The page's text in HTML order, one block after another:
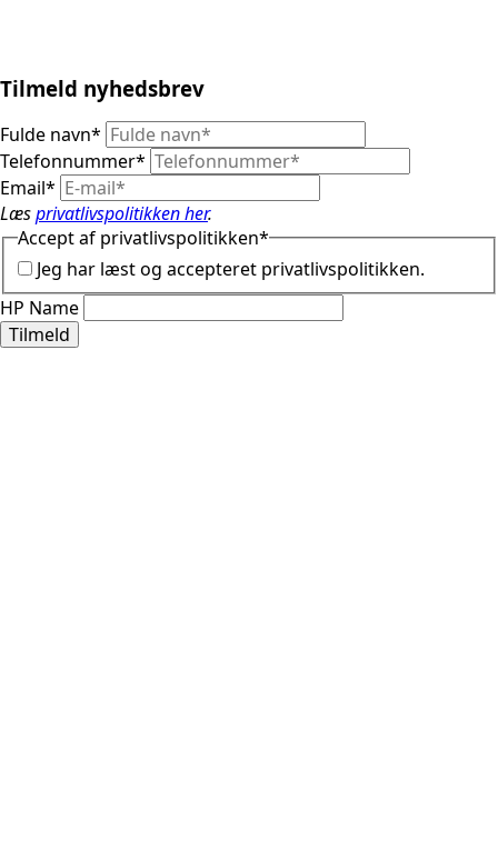
Tilmeld nyhedsbrev
Fulde navn*
Telefonnummer*
Email*
Læsprivatlivspolitikken her.
Accept af privatlivspolitikken*
Jeg har læst og accepteret privatlivspolitikken.
HP Name
Tilmeld